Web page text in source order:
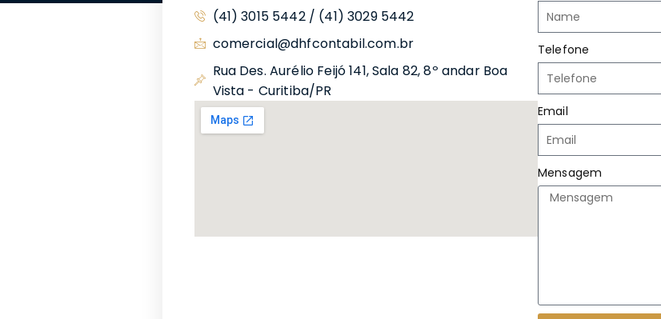
(41) 3015 5442 / (41) 3029 5442
comercial@dhfcontabil.com.br
Rua Des. Aurélio Feijó 141, Sala 82, 8º andar Boa
Vista - Curitiba/PR
Telefone
Email
Mensagem